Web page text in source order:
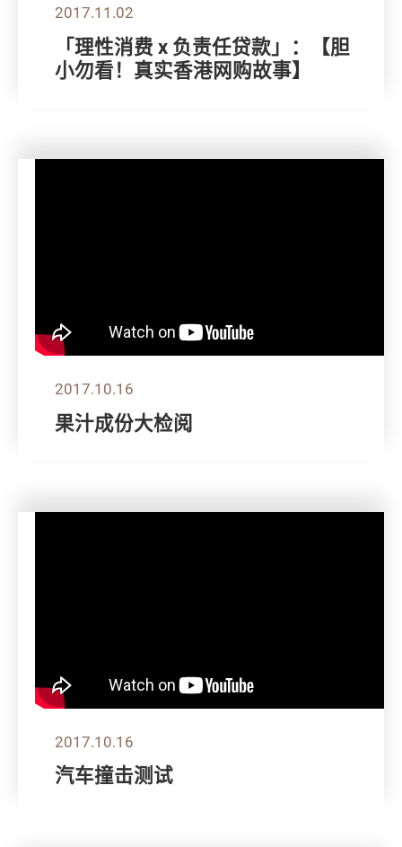
2017.11.02
「理性消费 x 负责任贷款」：【胆
小勿看！真实香港网购故事】
2017.10.16
果汁成份大检阅
2017.10.16
汽车撞击测试